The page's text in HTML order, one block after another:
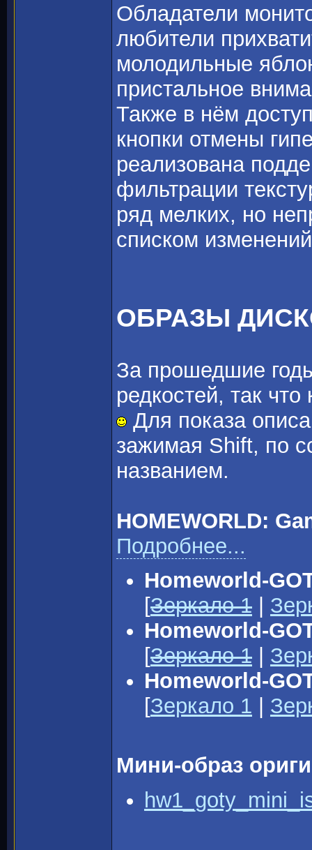
Обладатели
любители
молодильные
пристальное
Также в нём
кнопки отмены
реализована
фильтрации
ряд мелких, но
списком
ОБРАЗЫ
За прошедшие
редкостей, так
Для показа
зажимая Shift, по
названием.
HOMEWORLD:
Подробнее...
Homeworld-
[Зеркало 1
Homeworld-
[Зеркало 1
Homeworld-
[Зеркало 1
Мини-образ